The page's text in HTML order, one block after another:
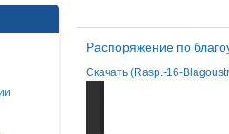
Распоряжение по
Скачать (Rasp.-16-